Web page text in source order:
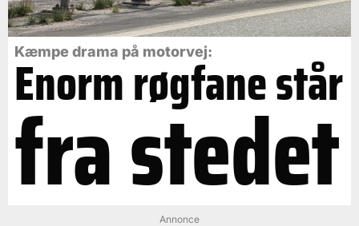
Kæmpe drama på motorvej:
Enorm røgfane står
fra stedet
Annonce